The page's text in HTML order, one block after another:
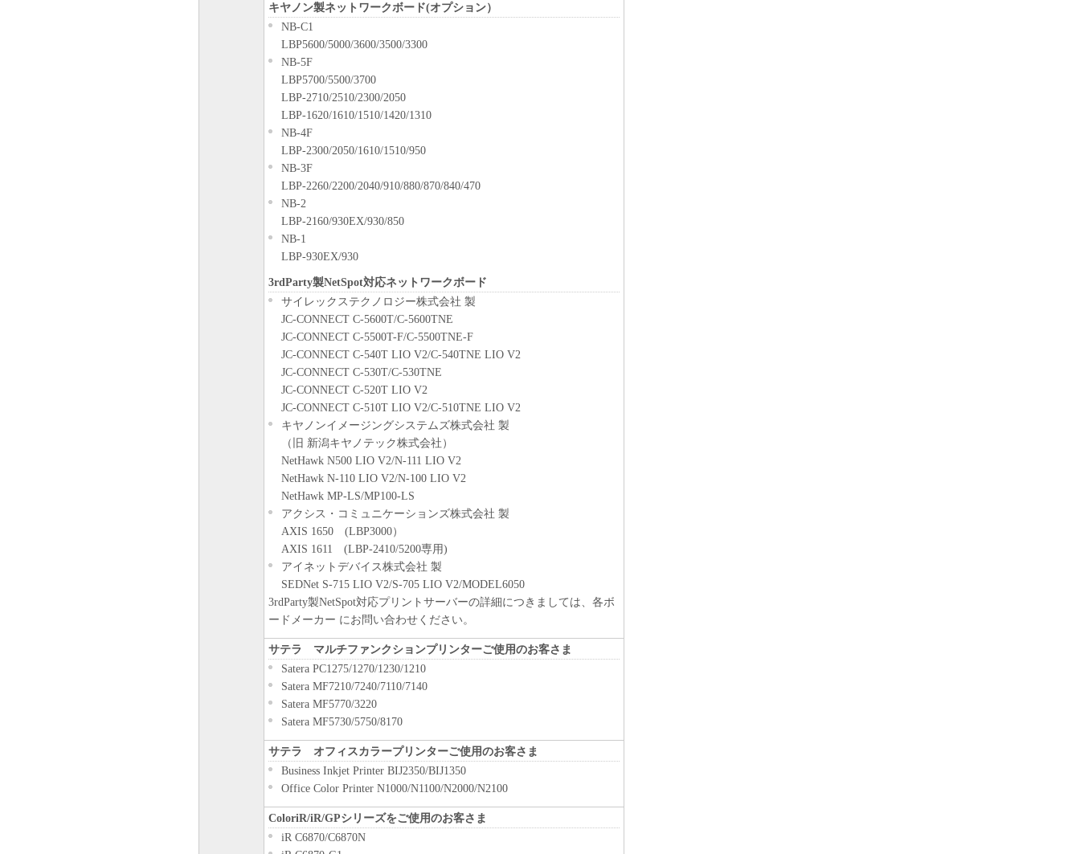
Consistent with 48 C.F.R.12.212 and 48 C.F.R. 227.7202-1 through 227.7202-4
(June 1995), all U.S. Government End Users shall acquire the Software with only
those rights set forth herein. Manufacturer is Canon Inc./30-2,Shimomaruko 3-
chome, Ohta-ku, Tokyo 146-8501, Japan.
本条項中で使用される"the Software"とは、本契約書中で定義される「本ソフ
トウェア」を意味し、指し示すものとします。
分離可能性
本契約書のいずれかの条項またはその一部が法律により無効であると決定さ
れた場合でも、その他の条項は完全に有効に存続するものとします。
キヤノン株式会社
キヤノン製ネットワークボード(オプション）
NB-C1
LBP5600/5000/3600/3500/3300
NB-5F
LBP5700/5500/3700
LBP-2710/2510/2300/2050
LBP-1620/1610/1510/1420/1310
NB-4F
LBP-2300/2050/1610/1510/950
NB-3F
LBP-2260/2200/2040/910/880/870/840/470
NB-2
LBP-2160/930EX/930/850
NB-1
LBP-930EX/930
3rdParty製NetSpot対応ネットワークボード
サイレックステクノロジー株式会社 製
JC-CONNECT C-5600T/C-5600TNE
JC-CONNECT C-5500T-F/C-5500TNE-F
JC-CONNECT C-540T LIO V2/C-540TNE LIO V2
JC-CONNECT C-530T/C-530TNE
JC-CONNECT C-520T LIO V2
JC-CONNECT C-510T LIO V2/C-510TNE LIO V2
キヤノンイメージングシステムズ株式会社 製
（旧 新潟キヤノテック株式会社）
NetHawk N500 LIO V2/N-111 LIO V2
NetHawk N-110 LIO V2/N-100 LIO V2
NetHawk MP-LS/MP100-LS
アクシス・コミュニケーションズ株式会社 製
AXIS 1650 (LBP3000）
AXIS 1611 (LBP-2410/5200専用)
アイネットデバイス株式会社 製
SEDNet S-715 LIO V2/S-705 LIO V2/MODEL6050
3rdParty製NetSpot対応プリントサーバーの詳細につきましては、各ボ
ードメーカー にお問い合わせください。
サテラ マルチファンクションプリンターご使用のお客さま
Satera PC1275/1270/1230/1210
Satera MF7210/7240/7110/7140
Satera MF5770/3220
Satera MF5730/5750/8170
サテラ オフィスカラープリンターご使用のお客さま
Business Inkjet Printer BIJ2350/BIJ1350
Office Color Printer N1000/N1100/N2000/N2100
ColoriR/iR/GPシリーズをご使用のお客さま
iR C6870/C6870N